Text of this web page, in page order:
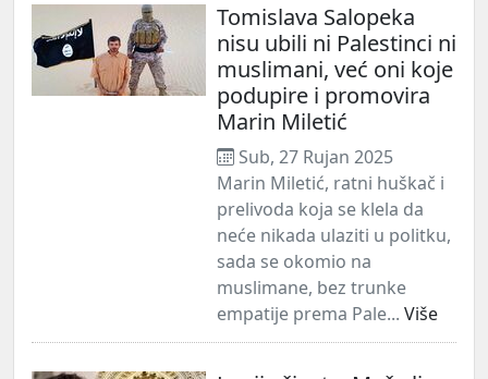
Tomislava Salopeka
nisu ubili ni Palestinci ni
muslimani, već oni koje
podupire i promovira
Marin Miletić
Sub, 27 Rujan 2025
Marin Miletić, ratni huškač i
prelivoda koja se klela da
neće nikada ulaziti u politku,
sada se okomio na
muslimane, bez trunke
empatije prema Pale... Više